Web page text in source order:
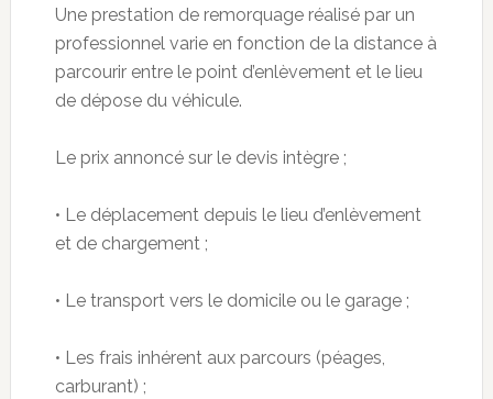
Une prestation de remorquage réalisé par un
professionnel varie en fonction de la distance à
parcourir entre le point d’enlèvement et le lieu
de dépose du véhicule.
Le prix annoncésur le devis intègre ;
• Le déplacement depuis le lieu d’enlèvement
et de chargement ;
• Le transport vers le domicile ou le garage ;
• Les frais inhérent aux parcours (péages,
carburant) ;